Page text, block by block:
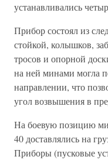
устанавливались
Прибор состоял из
стойкой, колышков,
тросов и опорной
на ней минами могла
направлении, что
угол возвышения в
На боевую позицию
40 доставлялись на
Приборы (пусковые